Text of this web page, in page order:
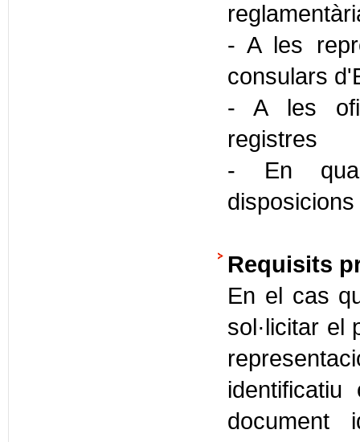
- A les
consulars
- A les
registres
- En
Requisits
En el cas
sol·licitar el
document